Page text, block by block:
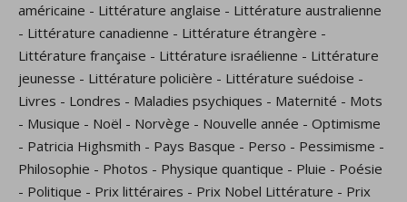
américaine - Littérature anglaise - Littérature australienne
- Littérature canadienne - Littérature étrangère -
Littérature française - Littérature israélienne - Littérature
jeunesse - Littérature policière - Littérature suédoise -
Livres - Londres - Maladies psychiques - Maternité - Mots
- Musique - Noël - Norvège - Nouvelle année - Optimisme
- Patricia Highsmith - Pays Basque - Perso - Pessimisme -
Philosophie - Photos - Physique quantique - Pluie - Poésie
- Politique - Prix littéraires - Prix Nobel Littérature - Prix